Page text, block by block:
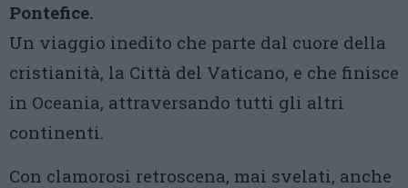
Pontefice.
Un viaggio inedito che parte dal cuore della
cristianità, la Città del Vaticano, e che finisce
in Oceania, attraversando tutti gli altri
continenti.
Con clamorosi retroscena, mai svelati, anche